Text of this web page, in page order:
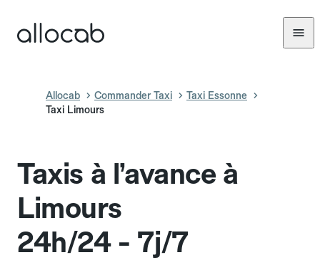
Allocab Commander Taxi
Taxi Essonne
Taxi Limours
Taxis à l’avance à
Limours
24h/24 - 7j/7